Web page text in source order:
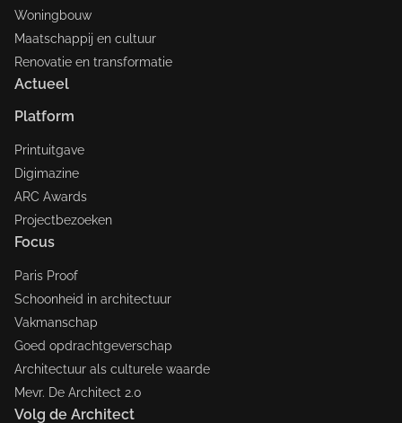
Woningbouw
Maatschappij en cultuur
Renovatie en transformatie
Actueel
Platform
Printuitgave
Digimazine
ARC Awards
Projectbezoeken
Focus
Paris Proof
Schoonheid in architectuur
Vakmanschap
Goed opdrachtgeverschap
Architectuur als culturele waarde
Mevr. De Architect 2.0
Volg de Architect